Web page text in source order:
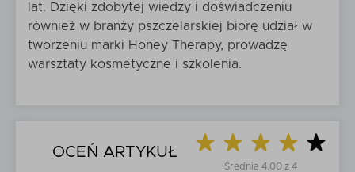
lat. Dzięki zdobytej wiedzy i doświadczeniu
również w branży pszczelarskiej biorę udział w
tworzeniu marki Honey Therapy, prowadzę
warsztaty kosmetyczne i szkolenia.
OCEŃ ARTYKUŁ
Średnia 4.00 z 4